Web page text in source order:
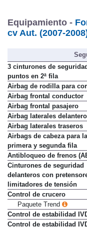
Equipamiento -
cv Aut. (2007-
3 cinturones de
puntos en 2ª fila
Airbag de rodilla para
Airbag frontal conductor
Airbag frontal pasajero
Airbag laterales
Airbag laterales traseros
Airbags de cabeza para la
primera y segunda fila
Antibloqueo de frenos
Cinturones de seguridad
delanteros con
limitadores de tensión
Control de crucero
Paquete Trend
Control de estabilidad
Control de estabilidad